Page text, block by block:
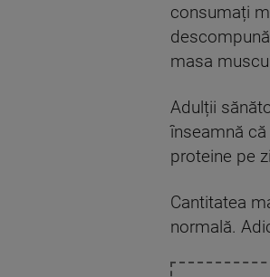
consumați
masa
Adulții
înseamnă
proteine pe
Cantitatea
normală.